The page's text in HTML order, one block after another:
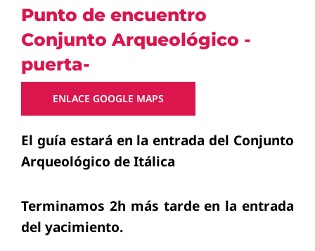
Punto de encuentro
Conjunto Arqueológico -
puerta-
ENLACE GOOGLE MAPS
El guía estará en la entrada del Conjunto
Arqueológico de Itálica
Terminamos 2h más tarde en la entrada
del yacimiento.